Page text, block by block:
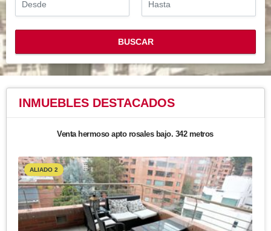
BUSCAR
INMUEBLES DESTACADOS
Venta hermoso apto rosales bajo. 342 metros
ALIADO 2